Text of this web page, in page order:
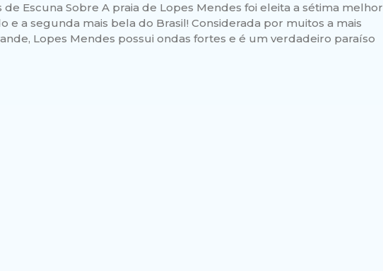
de Escuna Sobre A praia de Lopes Mendes foi eleita a sétima melhor
e a segunda mais bela do Brasil! Considerada por muitos a mais
Lopes Mendes possui ondas fortes e é um verdadeiro paraíso